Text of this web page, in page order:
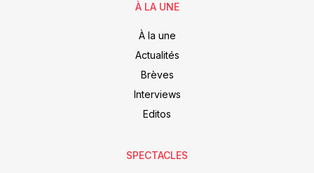
À LA UNE
À la une
Actualités
Brèves
Interviews
Editos
SPECTACLES